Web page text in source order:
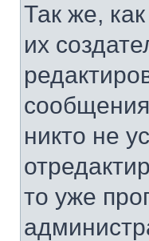
Так же,
их
никто не
то уже